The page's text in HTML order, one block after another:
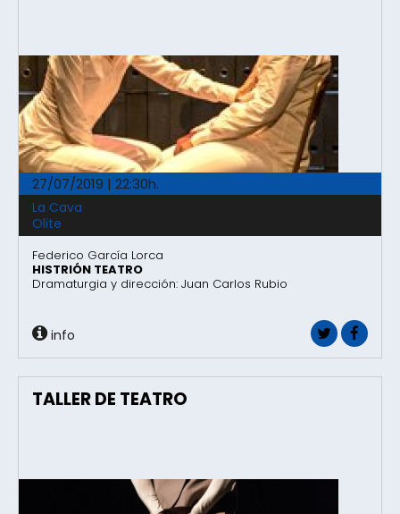
27/07/2019 | 22:30h.
La Cava
Olite
Federico García Lorca
HISTRIÓN TEATRO
Dramaturgia y dirección: Juan Carlos Rubio
info
TALLER DE TEATRO